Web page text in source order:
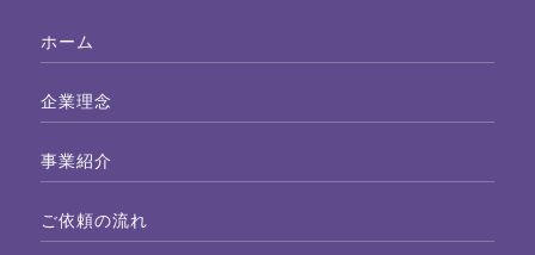
ホーム
企業理念
事業紹介
ご依頼の流れ